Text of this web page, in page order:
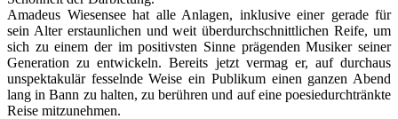
Amadeus Wiesensee hat alle Anlagen, inklusive einer gerade für
sein Alter erstaunlichen und weit überdurchschnittlichen Reife, um
sich zu einem der im positivsten Sinne prägenden Musiker seiner
Generation zu entwickeln. Bereits jetzt vermag er, auf durchaus
unspektakulär fesselnde Weise ein Publikum einen ganzen Abend
lang in Bann zu halten, zu berühren und auf eine poesiedurchtränkte
Reise mitzunehmen.